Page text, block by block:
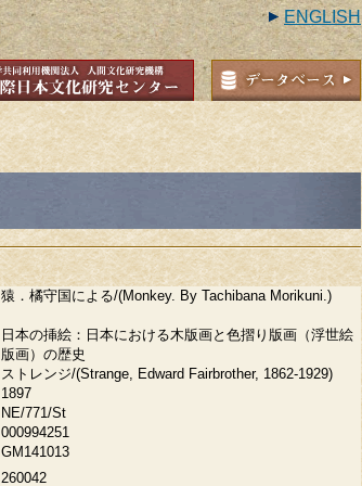
ENGLISH
猿．橘守国による/(Monkey. By Tachibana Morikuni.)
日本の挿絵：日本における木版画と色摺り版画（浮世絵
版画）の歴史
ストレンジ/(Strange, Edward Fairbrother, 1862-1929)
1897
NE/771/St
000994251
GM141013
260042